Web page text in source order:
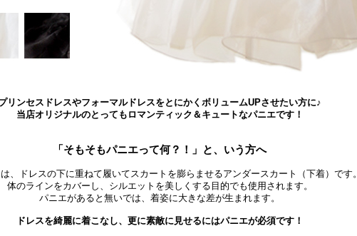
リンセスドレスやフォーマルドレスをとにかくボリュームUPさせたい方に♪
当店オリジナルのとってもロマンティック＆キュートなパニエです！
「そもそもパニエって何？！」と、いう方へ
は、ドレスの下に重ねて履いてスカートを膨らませるアンダースカート（下着）です。
体のラインをカバーし、シルエットを美しくする目的でも使用されます。
パニエがあると無いでは、着姿に大きな差が生まれます。
ドレスを綺麗に着こなし、更に素敵に見せるにはパニエが必須です！